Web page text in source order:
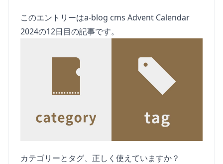
このエントリーはa-blog cms Advent Calendar
2024の12日目の記事です。
カテゴリーとタグ、正しく使えていますか？